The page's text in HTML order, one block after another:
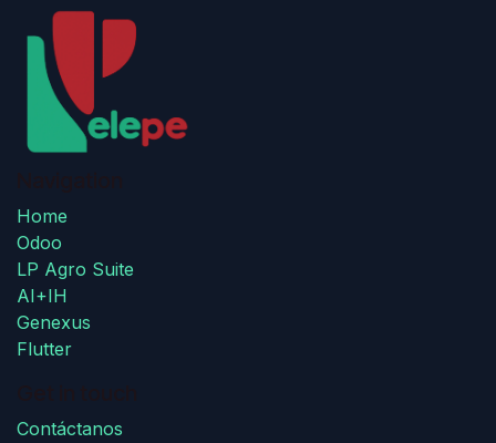
Home
Odoo
LP Agro Suite
AI+IH
Genexus
Flutter
Contáctanos